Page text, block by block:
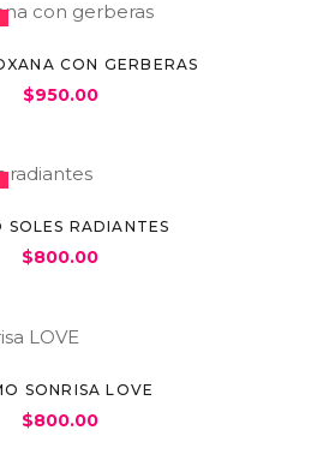
CON GERBERAS
$950.00
SOLES RADIANTES
$800.00
SONRISA LOVE
$800.00